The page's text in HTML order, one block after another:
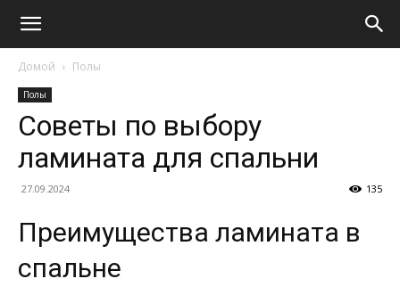
Домой Полы
Полы
Советы по выбору
ламината для спальни
27.09.2024 135
Преимущества ламината в
спальне